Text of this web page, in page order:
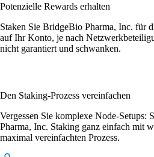
Potenzielle Rewards erhalten
Staken Sie BridgeBio Pharma, Inc. für
auf Ihr Konto, je nach
nicht garantiert und schwanken.
Den Staking-Prozess vereinfachen
Vergessen Sie komplexe Node-Setups:
Pharma, Inc. Staking ganz einfach mit
maximal vereinfachten Prozess.